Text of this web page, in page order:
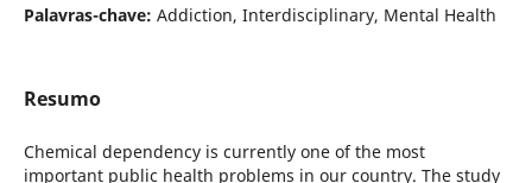
Palavras-chave: Addiction, Interdisciplinary, Mental Health
Resumo
Chemical dependency is currently one of the most
important public health problems in our country. The study